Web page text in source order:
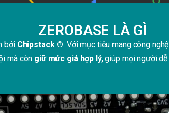
ZEROBASE LÀ GÌ
bởi Chipstack ®. Với mục tiêu mang công nghệ
mà còn giữ mức giá hợp lý, giúp mọi người dễ